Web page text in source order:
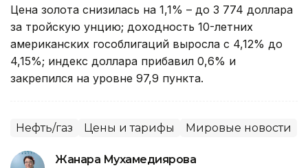
Цена золота снизилась на 1,1% – до 3 774 доллара
за тройскую унцию; доходность 10-летних
американских гособлигаций выросла с 4,12% до
4,15%; индекс доллара прибавил 0,6% и
закрепился на уровне 97,9 пункта.
Нефть/газ Цены и тарифы Мировые новости
Жанара Мухамедиярова